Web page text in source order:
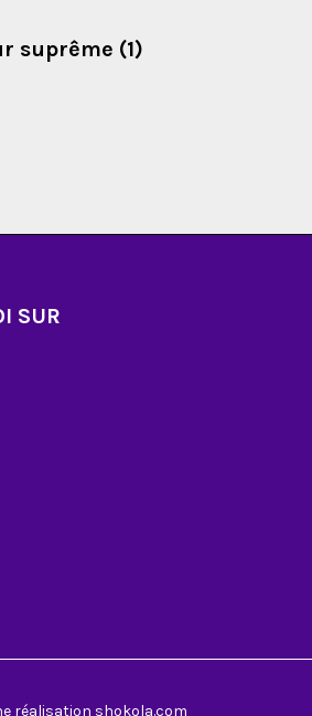
suprême (1)
SUR
réalisation shokola.com